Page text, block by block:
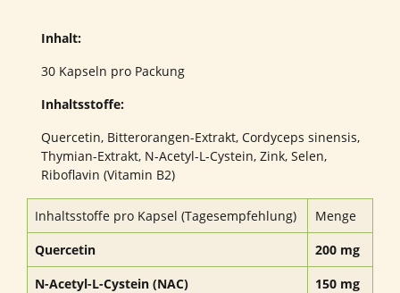
Inhalt:
30 Kapseln pro Packung
Inhaltsstoffe:
Quercetin, Bitterorangen-Extrakt, Cordyceps sinensis,
Thymian-Extrakt, N-Acetyl-L-Cystein, Zink, Selen,
Riboflavin (Vitamin B2)
Inhaltsstoffe pro Kapsel (Tagesempfehlung)
Menge
Quercetin
200 mg
N-Acetyl-L-Cystein (NAC)
150 mg